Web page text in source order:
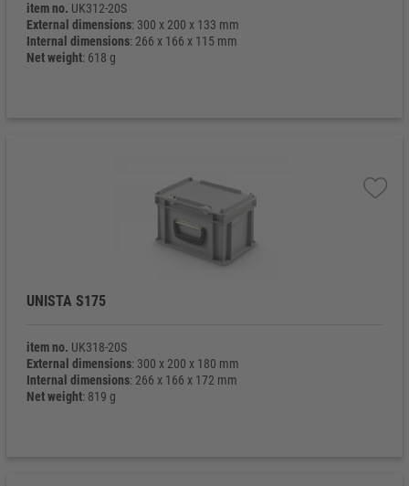
item no. UK312-20S
External dimensions: 300 x 200 x 133 mm
Internal dimensions: 266 x 166 x 115 mm
Net weight: 618 g
UNISTA S175
item no. UK318-20S
External dimensions: 300 x 200 x 180 mm
Internal dimensions: 266 x 166 x 172 mm
Net weight: 819 g